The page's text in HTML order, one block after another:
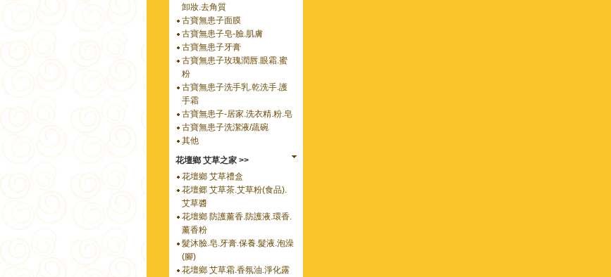
卸妝.去角質
古寶無患子面膜
古寶無患子皂-臉.肌膚
古寶無患子牙膏
古寶無患子玫瑰潤唇.眼霜.蜜
粉
古寶無患子洗手乳.乾洗手.護
手霜
古寶無患子-居家.洗衣精.粉.皂
古寶無患子洗潔液/蔬碗
其他
花壇鄉 艾草之家 >>
花壇鄉 艾草禮盒
花壇郷 艾草茶.艾草粉(食品).
艾草醬
花壇鄉 防護薰香.防護液.環香.
薰香粉
髮沐臉.皂.牙膏.保養.髮液.泡澡
(腳)
花壇鄉 艾草霜.香氛油.淨化露